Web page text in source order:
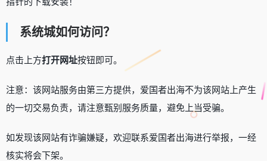
系统城如何访问？
点击上方打开网址按钮即可。
注意：该网站服务由第三方提供，爱国者出海不为该网站上产生
的一切交易负责，请注意甄别服务质量，避免上当受骗。
如发现该网站有诈骗嫌疑，欢迎联系爱国者出海进行举报，一经
核实将会下架。